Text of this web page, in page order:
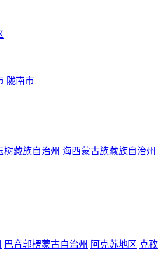
陇南市
树藏族自治州 海西蒙古族藏族自治州
巴音郭楞蒙古自治州 阿克苏地区 克